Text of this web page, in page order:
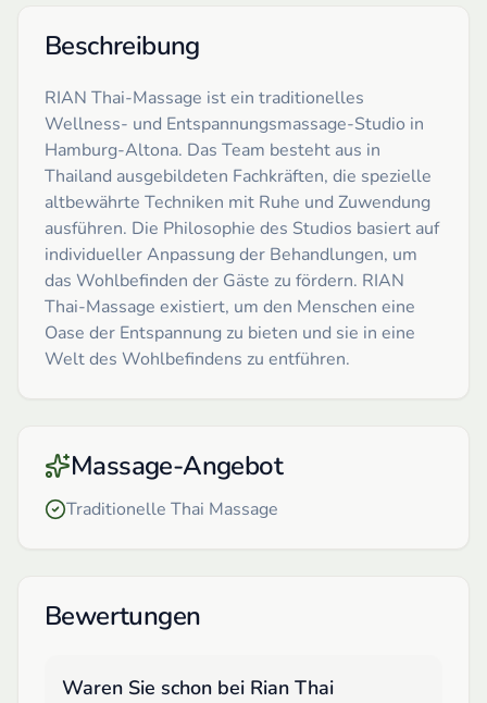
Beschreibung
RIAN Thai-Massage ist ein traditionelles
Wellness- und Entspannungsmassage-Studio in
Hamburg-Altona. Das Team besteht aus in
Thailand ausgebildeten Fachkräften, die spezielle
altbewährte Techniken mit Ruhe und Zuwendung
ausführen. Die Philosophie des Studios basiert auf
individueller Anpassung der Behandlungen, um
das Wohlbefinden der Gäste zu fördern. RIAN
Thai-Massage existiert, um den Menschen eine
Oase der Entspannung zu bieten und sie in eine
Welt des Wohlbefindens zu entführen.
Massage-Angebot
Traditionelle Thai Massage
Bewertungen
Waren Sie schon bei Rian Thai